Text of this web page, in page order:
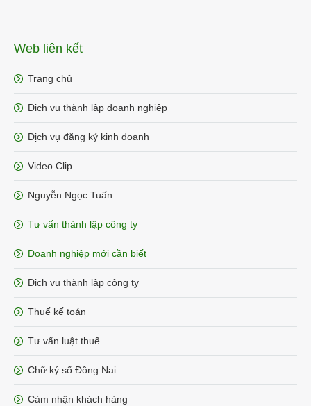
Web liên kết
Trang chủ
Dịch vụ thành lập doanh nghiệp
Dịch vụ đăng ký kinh doanh
Video Clip
Nguyễn Ngọc Tuấn
Tư vấn thành lập công ty
Doanh nghiệp mới cần biết
Dịch vụ thành lập công ty
Thuế kế toán
Tư vấn luật thuế
Chữ ký số Đồng Nai
Cảm nhận khách hàng